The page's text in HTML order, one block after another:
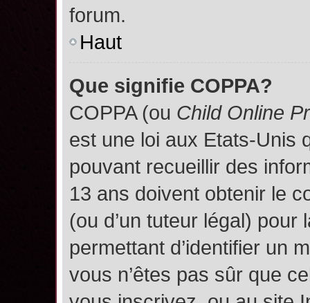
forum.
Haut
Que signifie COPPA?
COPPA (ou Child Online
est une loi aux Etats-Unis
pouvant recueillir des
13 ans doivent obtenir le
(ou d’un tuteur légal)
permettant d’identifier un
vous n’êtes pas sûr que